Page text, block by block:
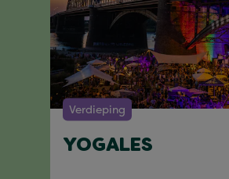
Verdieping
YOGALES